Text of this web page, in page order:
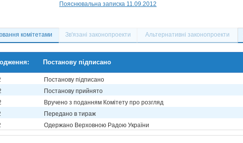
Пояснювальна записка 11.09.2012
комітетами Зв'язані законопроекти Альтернативні законопроекти
Постанову підписано
Постанову підписано
Постанову прийнято
Вручено з поданням Комітету про розгляд
Передано в тираж
Одержано Верховною Радою України